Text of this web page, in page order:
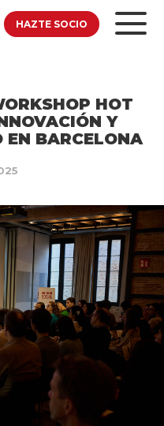
HAZTE SOCIO
HOT
Y
EN BARCELONA